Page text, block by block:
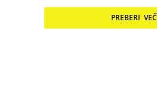
PREBERI VEČ